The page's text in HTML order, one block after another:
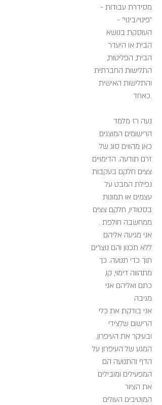
מסידרת עבודות -
"פינוי/בינוי" -
העוסקת בנושא
הבית או היעדר
הבית, הפליטות,
התלישות החברתית
והתלישות האישית
כאחד.
נעה רז מלמד
הרישומים המוצגים
כאן מהווים סוג של
זרם תודעה. הדימויים
צצים חלקם בעקבות
נפילת המבט על
עצמים או תמונות
בסטודיו, חלקם צצים
ממחשבה חולפת .
אני מגיעה אליהם
ללא תכנון והם נוצרים
תוך כדי תנועה. כך
מתהווה דימוי, קו,
כתם ואליהם אני
מגיבה
אני בודקת את כלי
הרישום שלצידי
ובעיקר את העיפרון.
המגע של העיפרון על
הדף והתנועה הם
המפעילים ומובילים
את הציור
המוטיבים העולים